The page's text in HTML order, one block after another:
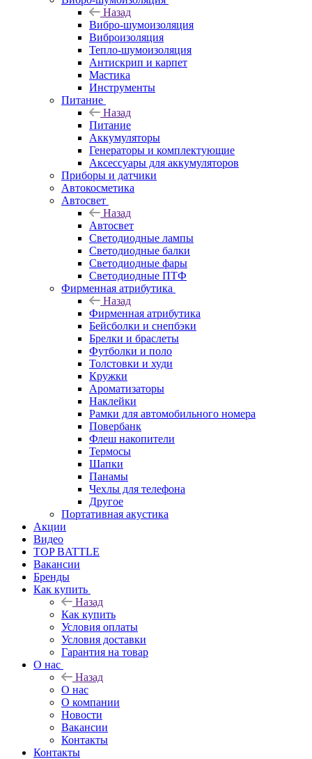
Назад
Вибро-шумоизоляция
Виброизоляция
Тепло-шумоизоляция
Антискрип и карпет
Мастика
Инструменты
Питание
Назад
Питание
Аккумуляторы
Генераторы и комплектующие
Аксессуары для аккумуляторов
Приборы и датчики
Автокосметика
Автосвет
Назад
Автосвет
Светодиодные лампы
Светодиодные балки
Светодиодные фары
Светодиодные ПТФ
Фирменная атрибутика
Назад
Фирменная атрибутика
Бейсболки и снепбэки
Брелки и браслеты
Футболки и поло
Толстовки и худи
Кружки
Ароматизаторы
Наклейки
Рамки для автомобильного номера
Повербанк
Флеш накопители
Термосы
Шапки
Панамы
Чехлы для телефона
Другое
Портативная акустика
Акции
Видео
TOP BATTLE
Вакансии
Бренды
Как купить
Назад
Как купить
Условия оплаты
Условия доставки
Гарантия на товар
О нас
Назад
О нас
О компании
Новости
Вакансии
Контакты
Контакты